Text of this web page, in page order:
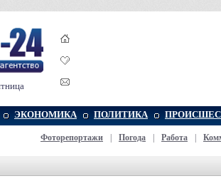
ЭКОНОМИКА ПОЛИТИКА
Фоторепортажи Погода Работа